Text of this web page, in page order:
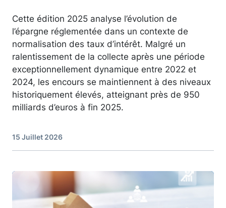
Cette édition 2025 analyse l’évolution de
l’épargne réglementée dans un contexte de
normalisation des taux d’intérêt. Malgré un
ralentissement de la collecte après une période
exceptionnellement dynamique entre 2022 et
2024, les encours se maintiennent à des niveaux
historiquement élevés, atteignant près de 950
milliards d’euros à fin 2025.
15 Juillet 2026